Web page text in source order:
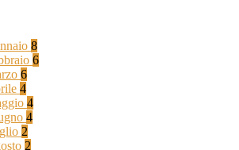
8
6
6
4
4
4
2
2